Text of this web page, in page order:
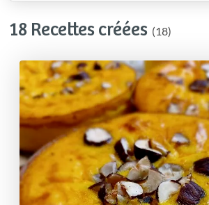
18 Recettes créées (18)